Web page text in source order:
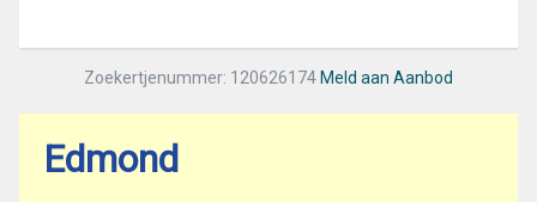
Zoekertjenummer: 120626174 Meld aan Aanbod
Edmond